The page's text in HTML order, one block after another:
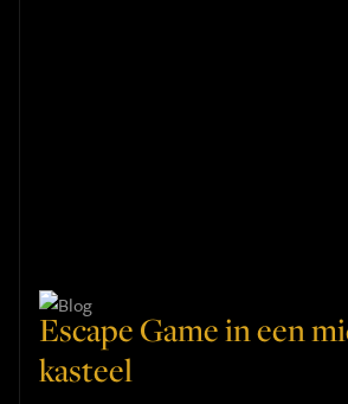
Escape Game in een
kasteel